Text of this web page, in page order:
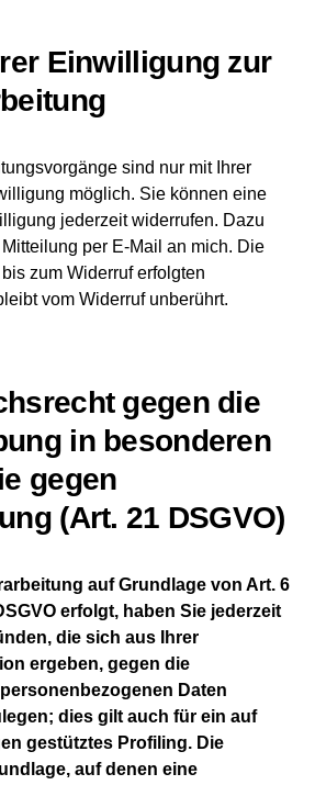
Einwilligung zur
sind nur mit Ihrer
möglich. Sie können eine
jederzeit widerrufen. Dazu
per E-Mail an mich. Die
zum Widerruf erfolgten
vom Widerruf unberührt.
gegen die
in besonderen
gegen
(Art. 21 DSGVO)
auf Grundlage von Art. 6
erfolgt, haben Sie jederzeit
die sich aus Ihrer
ergeben, gegen die
Daten
dies gilt auch für ein auf
gestütztes Profiling. Die
auf denen eine